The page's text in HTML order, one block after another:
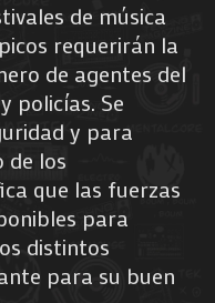
de música
requerirán la
de agentes del
policías. Se
y para
de los
que las fuerzas
para
distintos
para su buen